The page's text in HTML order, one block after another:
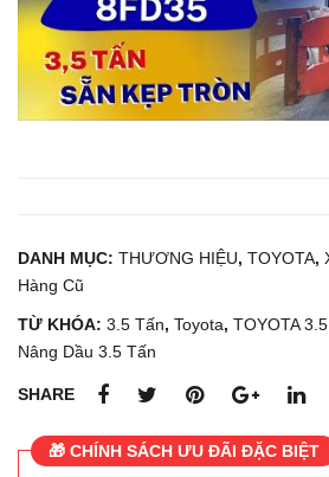
DANH MỤC: THƯƠNG HIỆU, TOYOTA,
Hàng Cũ
TỪ KHÓA: 3.5 Tấn, Toyota, TOYOTA
Nâng Dầu 3.5 Tấn
SHARE
🎁 CHÍNH SÁCH ƯU ĐÃI ĐẶC BIỆT